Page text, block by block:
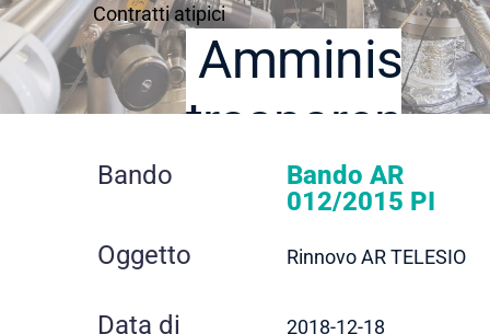
Contratti atipici
trasparente
dettaglio
contratto
Bando
Bando AR
012/2015 PI
Oggetto
Rinnovo AR TELESIO
Data di
2018-12-18